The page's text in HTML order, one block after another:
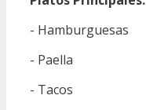
- Hamburguesas
- Paella
- Tacos